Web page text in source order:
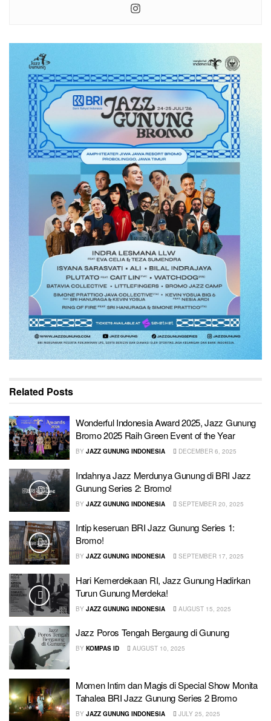
Related Posts
Wonderful Indonesia Award 2025, Jazz Gunung
Bromo 2025 Raih Green Event of the Year
BY JAZZ GUNUNG INDONESIA DECEMBER 6, 2025
Indahnya Jazz Merdunya Gunung di BRI Jazz
Gunung Series 2: Bromo!
BY JAZZ GUNUNG INDONESIA SEPTEMBER 20, 2025
Intip keseruan BRI Jazz Gunung Series 1:
Bromo!
BY JAZZ GUNUNG INDONESIA SEPTEMBER 17, 2025
Hari Kemerdekaan RI, Jazz Gunung Hadirkan
Turun Gunung Merdeka!
BY JAZZ GUNUNG INDONESIA AUGUST 15, 2025
Jazz Poros Tengah Bergaung di Gunung
BY KOMPAS ID AUGUST 10, 2025
Momen Intim dan Magis di Special Show Monita
Tahalea BRI Jazz Gunung Series 2 Bromo
BY JAZZ GUNUNG INDONESIA JULY 25, 2025